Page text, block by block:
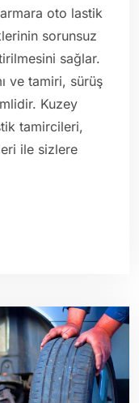
oto lastik
sorunsuz
sağlar.
ve tamiri, sürüş
Kuzey
tamircileri,
ile sizlere